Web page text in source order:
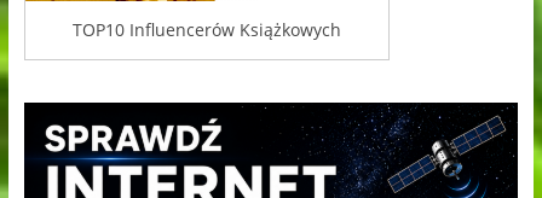
TOP10 Influencerów Książkowych